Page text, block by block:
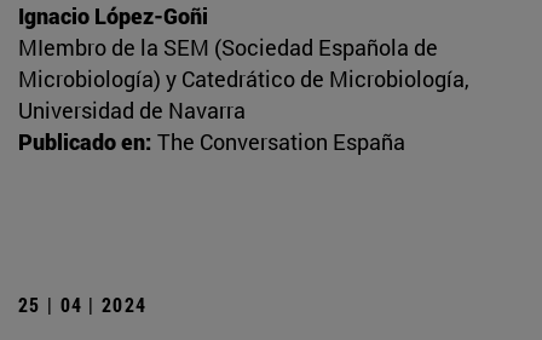
Ignacio López-Goñi
MIembro de la SEM (Sociedad Española de
Microbiología) y Catedrático de Microbiología,
Universidad de Navarra
Publicado en: The Conversation España
25 | 04 | 2024